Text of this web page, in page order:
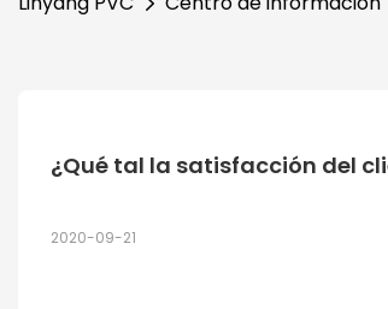
¿Qué tal la satisfacción del
2020-09-21